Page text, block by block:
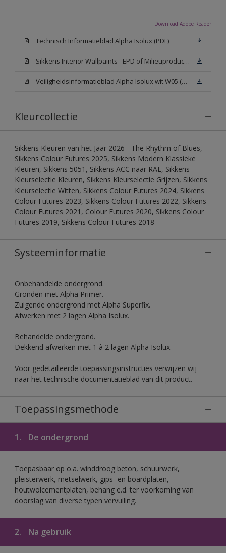
Download Adobe Reader
Technisch Informatieblad Alpha Isolux (PDF)
Sikkens Interior Wallpaints - EPD of Milieuproductverklaring
Veiligheidsinformatieblad Alpha Isolux wit W05 (SDS)
Kleurcollectie
Sikkens Kleuren van het Jaar 2026 - The Rhythm of Blues,
Sikkens Colour Futures 2025, Sikkens Modern Klassieke
Kleuren, Sikkens 5051, Sikkens ACC naar RAL, Sikkens
Kleurselectie Kleuren, Sikkens Kleurselectie Grijzen, Sikkens
Kleurselectie Witten, Sikkens Colour Futures 2024, Sikkens
Colour Futures 2023, Sikkens Colour Futures 2022, Sikkens
Colour Futures 2021, Colour Futures 2020, Sikkens Colour
Futures 2019, Sikkens Colour Futures 2018
Systeeminformatie
Onbehandelde ondergrond.
Gronden met Alpha Primer.
Zuigende ondergrond met Alpha Superfix.
Afwerken met 2 lagen Alpha Isolux.
Behandelde ondergrond.
Dekkend afwerken met 1 à 2 lagen Alpha Isolux.
Voor gedetailleerde toepassingsinstructies verwijzen wij
naar het technische documentatieblad van dit product.
Toepassingsmethode
1. De ondergrond
Toepasbaar op o.a. winddroog beton, schuurwerk,
pleisterwerk, metselwerk, gips- en boardplaten,
houtwolcementplaten, behang e.d. ter voorkoming van
doorslag van diverse typen vervuiling.
2. Na gebruik